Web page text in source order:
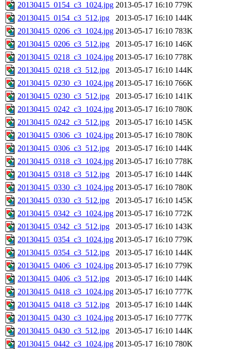
20130415_0154_c3_1024.jpg 2013-05-17 16:10 779K
20130415_0154_c3_512.jpg
2013-05-17 16:10 144K
20130415_0206_c3_1024.jpg 2013-05-17 16:10 783K
20130415_0206_c3_512.jpg
2013-05-17 16:10 146K
20130415_0218_c3_1024.jpg 2013-05-17 16:10 778K
20130415_0218_c3_512.jpg
2013-05-17 16:10 144K
20130415_0230_c3_1024.jpg 2013-05-17 16:10 766K
20130415_0230_c3_512.jpg
2013-05-17 16:10 141K
20130415_0242_c3_1024.jpg 2013-05-17 16:10 780K
20130415_0242_c3_512.jpg
2013-05-17 16:10 145K
20130415_0306_c3_1024.jpg 2013-05-17 16:10 780K
20130415_0306_c3_512.jpg
2013-05-17 16:10 144K
20130415_0318_c3_1024.jpg 2013-05-17 16:10 778K
20130415_0318_c3_512.jpg
2013-05-17 16:10 144K
20130415_0330_c3_1024.jpg 2013-05-17 16:10 780K
20130415_0330_c3_512.jpg
2013-05-17 16:10 145K
20130415_0342_c3_1024.jpg 2013-05-17 16:10 772K
20130415_0342_c3_512.jpg
2013-05-17 16:10 143K
20130415_0354_c3_1024.jpg 2013-05-17 16:10 779K
20130415_0354_c3_512.jpg
2013-05-17 16:10 144K
20130415_0406_c3_1024.jpg 2013-05-17 16:10 779K
20130415_0406_c3_512.jpg
2013-05-17 16:10 144K
20130415_0418_c3_1024.jpg 2013-05-17 16:10 777K
20130415_0418_c3_512.jpg
2013-05-17 16:10 144K
20130415_0430_c3_1024.jpg 2013-05-17 16:10 777K
20130415_0430_c3_512.jpg
2013-05-17 16:10 144K
20130415_0442_c3_1024.jpg 2013-05-17 16:10 780K